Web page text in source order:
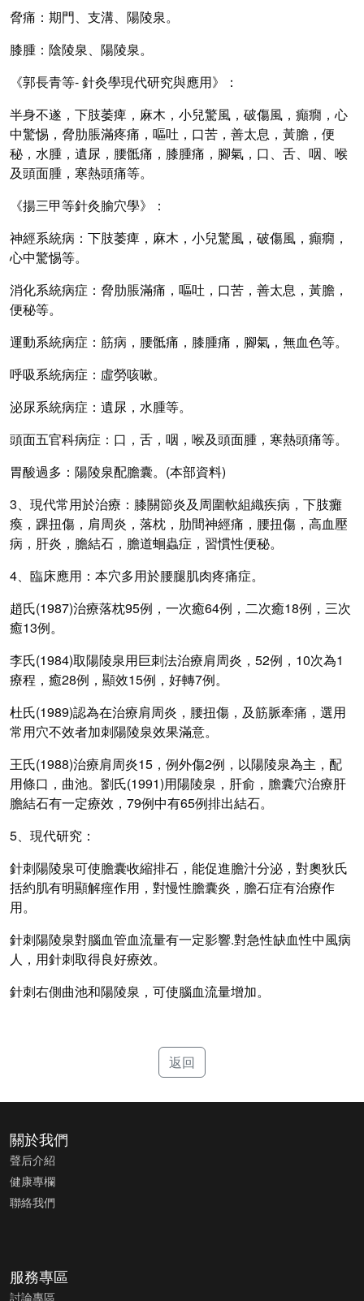
脅痛： 期門、支溝、陽陵泉。
膝腫： 陰陵泉、陽陵泉。
《郭長青等-針灸學現代研究與應用》：
半身不遂，下肢萎痺，麻木，小兒驚風，破傷風，癲癇，心
中驚惕，脅肋脹滿疼痛，嘔吐，口苦，善太息，黃膽，便
秘，水腫，遺尿，腰骶痛，膝腫痛，腳氣，口、舌、咽、喉
及頭面腫，寒熱頭痛等。
《揚三甲等針灸腧穴學》：
神經系統病：下肢萎痺，麻木，小兒驚風，破傷風，癲癇，
心中驚惕等。
消化系統病症： 脅肋脹滿痛，嘔吐，口苦，善太息，黃膽，
便秘等。
運動系統病症： 筋病，腰骶痛，膝腫痛，腳氣，無血色等。
呼吸系統病症： 虛勞咳嗽。
泌尿系統病症： 遺尿，水腫等。
頭面五官科病症： 口，舌，咽，喉及頭面腫，寒熱頭痛等。
胃酸過多： 陽陵泉配膽囊。 (本部資料)
3、現代常用於治療： 膝關節炎及周圍軟組織疾病，下肢癱
瘓，踝扭傷，肩周炎，落枕，肋間神經痛，腰扭傷，高血壓
病，肝炎，膽結石，膽道蛔蟲症，習慣性便秘。
4、臨床應用： 本穴多用於腰腿肌肉疼痛症。
趙氏(1987)治療落枕95例，一次癒64例，二次癒18例，三次
癒13例。
李氏(1984)取陽陵泉用巨刺法治療肩周炎， 52例， 10次為1
療程，癒28例，顯效15例，好轉7例。
杜氏(1989)認為在治療肩周炎，腰扭傷，及筋脈牽痛，選用
常用穴不效者加刺陽陵泉效果滿意。
王氏(1988)治療肩周炎15 ，例外傷2例，以陽陵泉為主，配
用條口，曲池。劉氏(1991)用陽陵泉，肝俞，膽囊穴治療肝
膽結石有一定療效，79例中有65例排出結石。
5、現代研究：
針刺陽陵泉可使膽囊收縮排石，能促進膽汁分泌，對奧狄氏
括約肌有明顯解痙作用，對慢性膽囊炎，膽石症有治療作
用。
針刺陽陵泉對腦血管血流量有一定影響.對急性缺血性中風病
人，用針刺取得良好療效。
針刺右側曲池和陽陵泉，可使腦血流量增加。
返回
關於我們
聲后介紹
健康專欄
聯絡我們
服務專區
討論專區